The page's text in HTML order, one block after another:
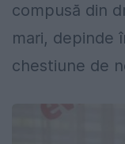
compusă din
mari, depinde
chestiune de